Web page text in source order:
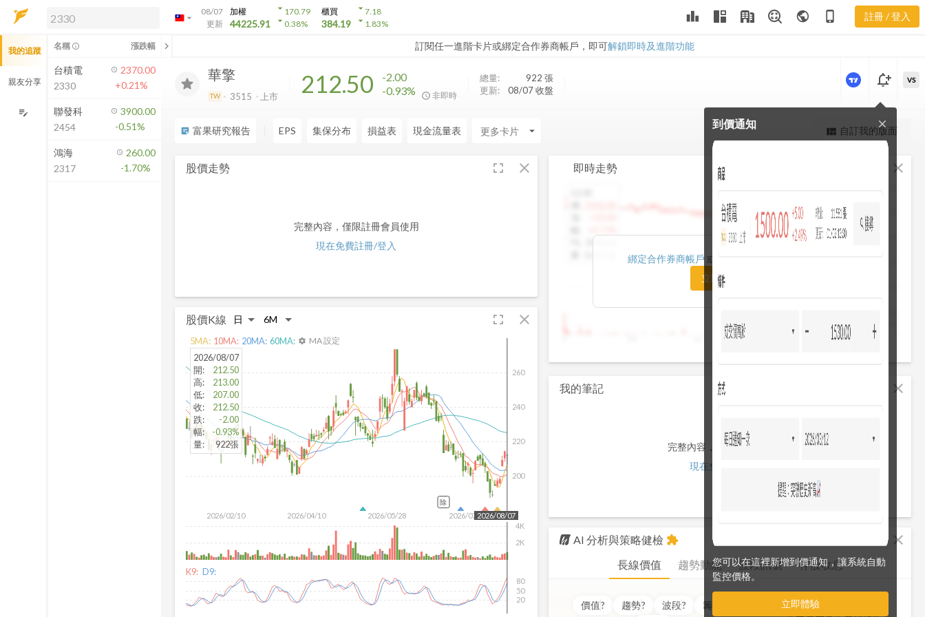
arrow_drop_down
08/07
更新
加權
44225.91
arrow_drop_down170.79
arrow_drop_down0.38%
櫃買
384.19
arrow_drop_down7.18
arrow_drop_down1.83% leaderboard public phone_iphone 註冊 / 登入
訂閱任一進階卡片或綁定合作券商帳戶，即可解鎖即時及進階功能
解鎖即時行情及進階功能
方案」，即可解鎖以下功能：
即時行情
即時市況與排行
成交金額熱力圖
前往方案訂閱
如何綁定合作券商
3515
華擎
TW 3515 上市 212.50
-2.00
-0.93%
非即時
總量: 922 張
更新:
08/07 收盤
更強大的進階價量圖表
notification_add
到價通知
您可以在這裡新增到價通知，讓系統自動
監控價格。
立即體驗
close
VS
sticky_note_2 富果研究報告 EPS 集保分布 損益表 現金流量表 arrow_drop_down view_quilt 自訂我的版面
股價走勢 fullscreen close
完整內容，僅限註冊會員使用
現在免費註冊/登入
股價K線 fullscreen close
2026/02/10 2026/04/10 2026/05/28 2026/07/16
200
220
240
260
2026/08/07
2K
4K
2026/08/07
開:
212.50
高:
213.00
低:
207.00
收:
212.50
跌:
-2.00
幅:
-0.93%
量: 922張
5MA: 10MA: 20MA: 60MA: settings MA 設定
除
K9: D9:
20
50
80
即時走勢 close
13
1420.00
13:30
綁定合作券商帳戶 或「訂閱任一方案」即可解鎖
立即前往訂閱
我的筆記 close
完整內容，僅限註冊會員使用
現在免費註冊/登入
AI 分析與策略健檢 close
extension
長線價值 趨勢動能 波段訊號 存股收息
價值? 趨勢? 波段? 籌碼 價值??
我的追蹤
親友分享
edit_note
名稱 info_outline 漲跌幅 chevron_left
台積電
2330
2370.00
+0.21%
聯發科
2454
3900.00
-0.51%
鴻海
2317
260.00
-1.70%